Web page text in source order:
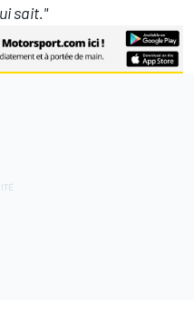
sait."